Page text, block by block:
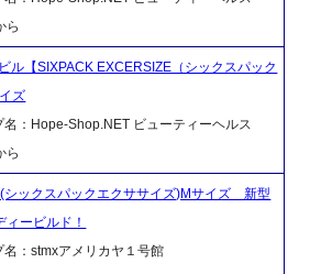
ら
【SIXPACK EXCERSIZE（シックスパック
ズ
：Hope-Shop.NET ビューティーヘルス
ら
シックスパックエクササイズ)Mサイズ 新型
ービルド！
：stmxアメリカヤ１号館